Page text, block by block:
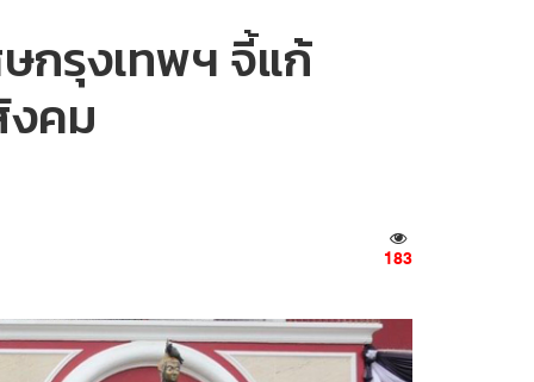
กรุงเทพฯ จี้แก้
คม
183